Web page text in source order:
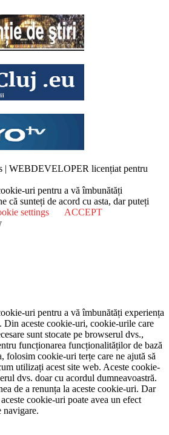
| WEBDEVELOPER licențiat pentru
uri pentru a vă îmbunătăți
că sunteți de acord cu asta, dar puteți
settings
ACCEPT
uri pentru a vă îmbunătăți experiența
Din aceste cookie-uri, cookie-urile care
sunt stocate pe browserul dvs.,
funcționarea funcționalităților de bază
folosim cookie-uri terțe care ne ajută să
utilizați acest site web. Aceste cookie-
dvs. doar cu acordul dumneavoastră.
de a renunța la aceste cookie-uri. Dar
cookie-uri poate avea un efect
navigare.